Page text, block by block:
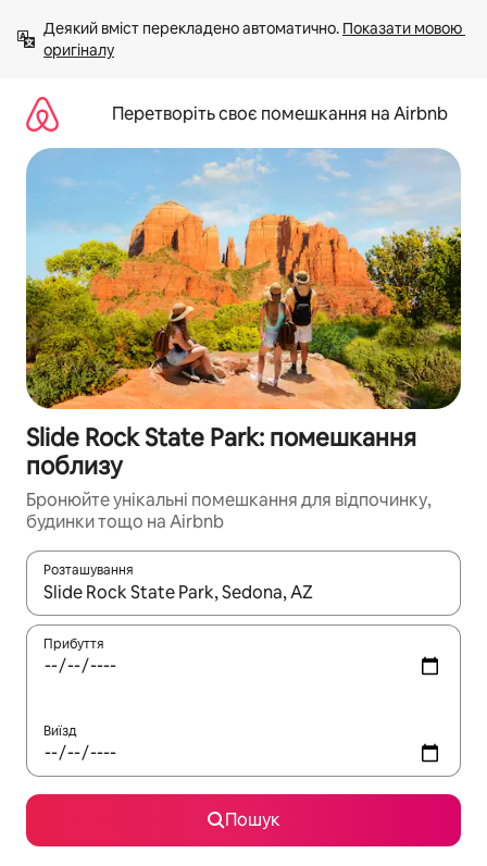
вмісту
Деякий вміст перекладено автоматично. Показати мовою
оригіналу
Перетворіть своє помешкання на Airbnb
Slide Rock State Park: помешкання
поблизу
Бронюйте унікальні помешкання для відпочинку,
будинки тощо на Airbnb
Розташування
Отримавши результати пошуку, використовуйте для
Прибуття
Виїзд
Пошук